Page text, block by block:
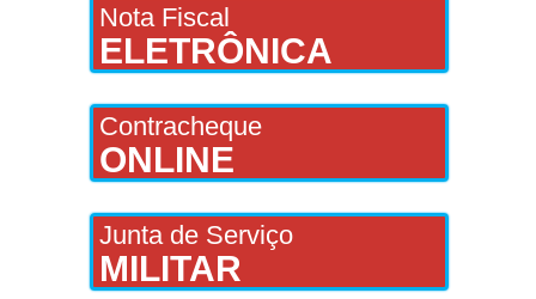
Nota Fiscal
ELETRÔNICA
Contracheque
ONLINE
Junta de Serviço
MILITAR